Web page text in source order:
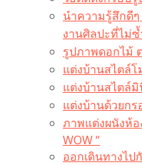
นำความรู้สึกดี
งานศิลปะที่ไม่ซ้
รูปภาพดอกไม้
แต่งบ้านสไตล์โ
แต่งบ้านสไตล์
แต่งบ้านด้วยก
ภาพแต่งผนังห้
WOW “
ออกเดินทางไป